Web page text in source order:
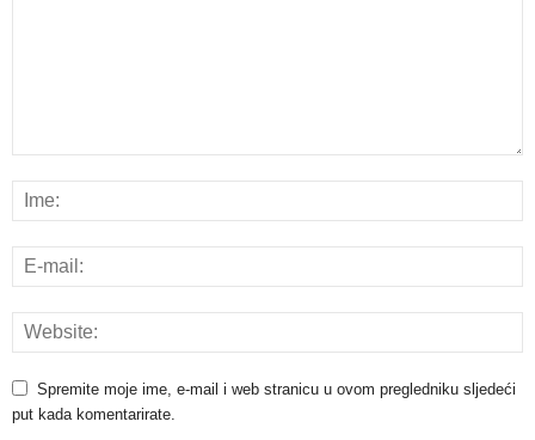
Spremite moje ime, e-mail i web stranicu u ovom pregledniku sljedeći
put kada komentarirate.